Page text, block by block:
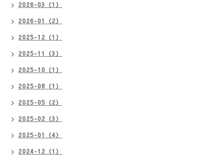
2026-03（1）
2026-01（2）
2025-12（1）
2025-11（3）
2025-10（1）
2025-08（1）
2025-05（2）
2025-02（3）
2025-01（4）
2024-12（1）